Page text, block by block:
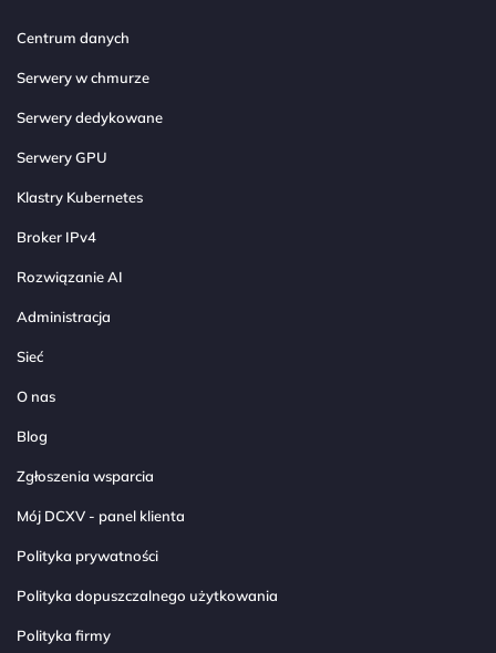
Centrum danych
Serwery w chmurze
Serwery dedykowane
Serwery GPU
Klastry Kubernetes
Broker IPv4
Rozwiązanie AI
Administracja
Sieć
O nas
Blog
Zgłoszenia wsparcia
Mój DCXV - panel klienta
Polityka prywatności
Polityka dopuszczalnego użytkowania
Polityka firmy